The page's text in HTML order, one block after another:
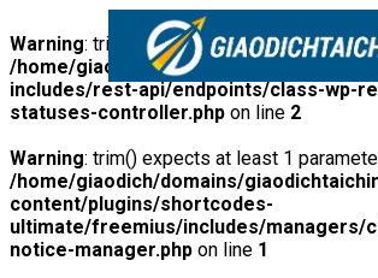
Warning: trim() expects at least 1
/home/giaodich/domains/
includes/rest-api/endpoints/class-wp-
statuses-controller.php on line 2
Warning: trim() expects at least 1
/home/giaodich/domains/
content/plugins/shortcodes-
ultimate/freemius/includes/managers/
notice-manager.php on line 1